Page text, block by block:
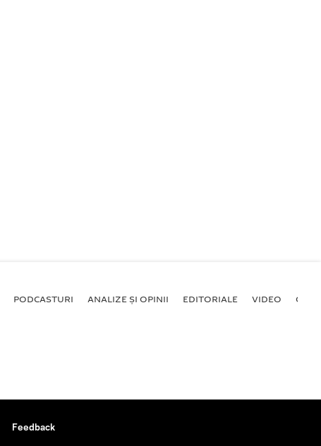
PODCASTURI ANALIZE ȘI OPINII EDITORIALE VIDEO
Feedback